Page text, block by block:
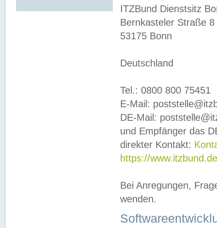
ITZBund Dienstsitz
Bernkasteler Straße 8
53175 Bonn
Deutschland
Tel.: 0800 800 75451
E-Mail:
DE-Mail:
und Empfänger das
direkter Kontakt:
https://
Bei Anregungen,
wenden.